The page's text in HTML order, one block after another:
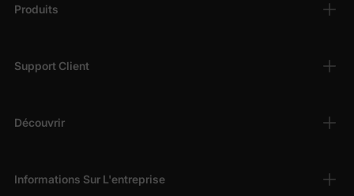
Produits
Support Client
Découvrir
Informations Sur L'entreprise